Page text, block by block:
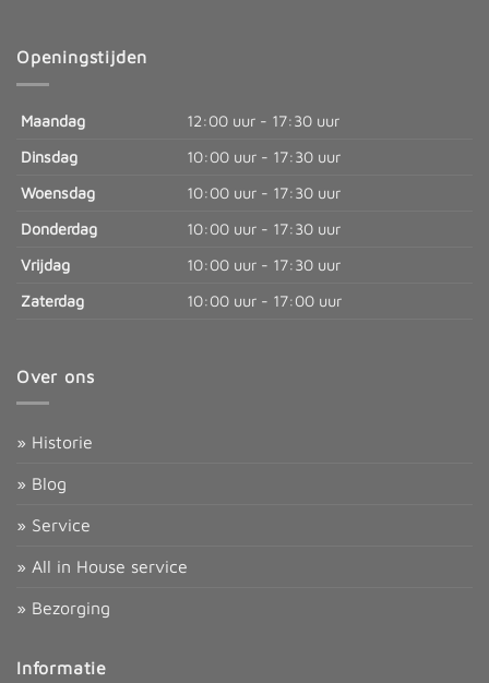
Openingstijden
Maandag
12:00 uur - 17:30 uur
Dinsdag
10:00 uur - 17:30 uur
Woensdag
10:00 uur - 17:30 uur
Donderdag
10:00 uur - 17:30 uur
Vrijdag
10:00 uur - 17:30 uur
Zaterdag
10:00 uur - 17:00 uur
Over ons
» Historie
» Blog
» Service
» All in House service
» Bezorging
Informatie